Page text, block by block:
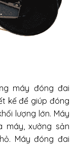
máy đóng đai
kế để giúp đóng
lượng lớn. Máy
máy, xưởng sản
Máy đóng đai